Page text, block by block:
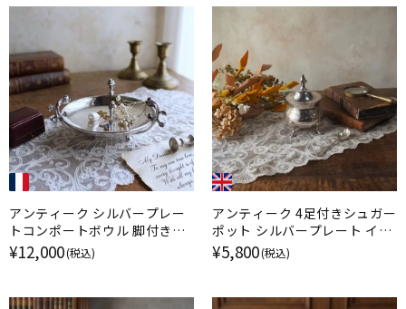
アンティーク シルバープレー
トコンポートボウル 脚付きデ
ィッシュ フランス
¥12,000(税込)
アンティーク 4足付きシュガー
ポット シルバープレート イギ
リス
¥5,800(税込)